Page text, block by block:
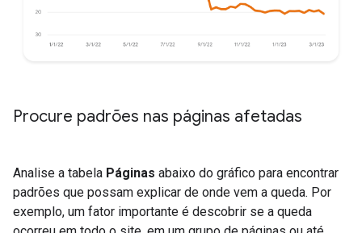
Procure padrões nas páginas afetadas
Analise a tabela Páginas abaixo do gráfico para encontrar
padrões que possam explicar de onde vem a queda. Por
exemplo, um fator importante é descobrir se a queda